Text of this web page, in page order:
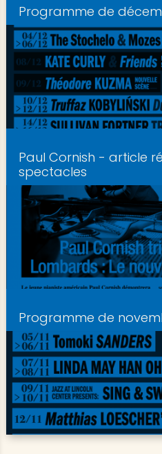
Programme de
Paul Cornish - article
spectacles
Programme de